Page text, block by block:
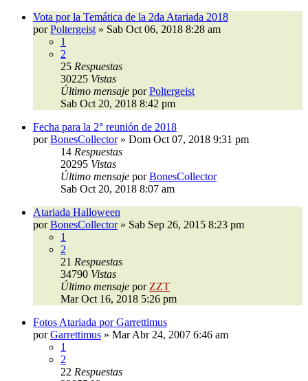
Vota por la Temática de la 2da Atariada 2018
porPoltergeist » Sab Oct 06, 2018 8:28 am
1
2
25 Respuestas
30225 Vistas
Último mensaje porPoltergeist
Sab Oct 20, 2018 8:42 pm
Fecha para la 2° reunión de 2018
porBonesCollector» Dom Oct 07, 2018 9:31 pm
14 Respuestas
20295 Vistas
Último mensaje porBonesCollector
Sab Oct 20, 2018 8:07 am
Atariada Halloween
porBonesCollector» Sab Sep 26, 2015 8:23 pm
1
2
21 Respuestas
34790 Vistas
Último mensaje por ZZT
Mar Oct 16, 2018 5:26 pm
Fotos Atariada por Garrettimus
porGarrettimus » Mar Abr 24, 2007 6:46 am
1
2
22 Respuestas